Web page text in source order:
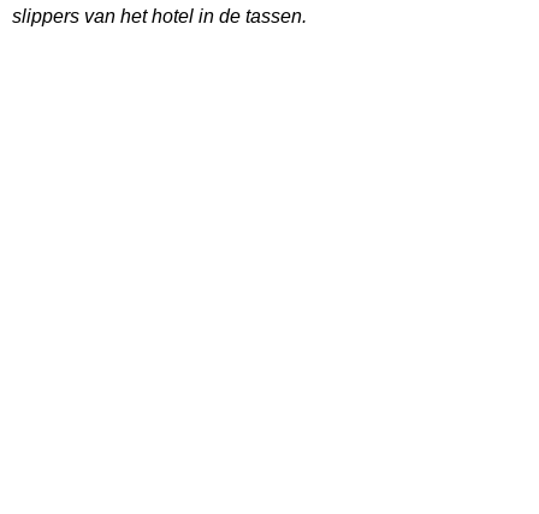
slippers van het hotel in de tassen.